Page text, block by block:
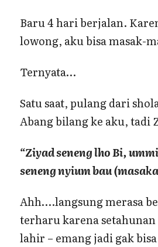
Baru 4 hari berjalan.
lowong, aku bisa masak-
Ternyata…
Satu saat, pulang dari
Abang bilang ke aku, tadi
“Ziyad seneng lho Bi,
seneng nyium bau
Ahh….langsung merasa
terharu karena
lahir – emang jadi gak